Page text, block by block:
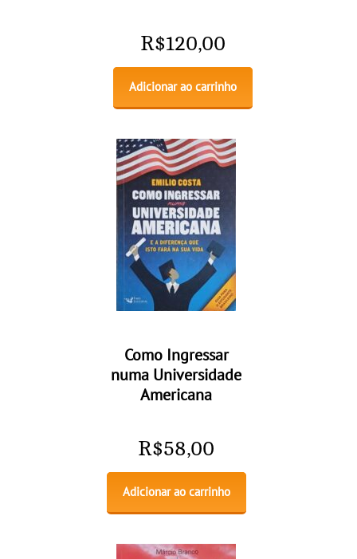
R$120,00
Adicionar ao carrinho
Como Ingressar
numa Universidade
Americana
R$58,00
Adicionar ao carrinho